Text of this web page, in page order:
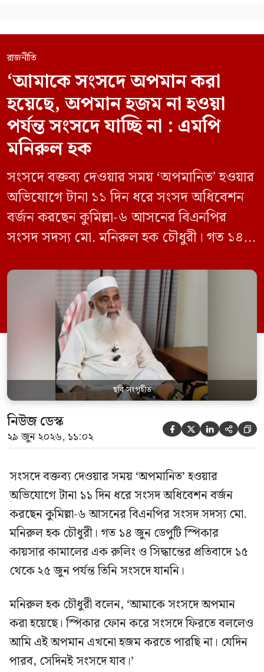
রাজনীতি
‘আমাকে সংসদে অপমান করা
হয়েছে, অপমান হজম না হওয়া
পর্যন্ত সংসদে যাচ্ছি না : এমপি
মনিরুল হক
সংসদে বক্তব্য দেওয়ার সময় ‘অপমানিত’ হওয়ার
অভিযোগে টানা ১১ দিন ধরে সংসদ অধিবেশন
বর্জন করছেন কুমিল্লা-৬ আসনের বিএনপির
সংসদ সদস্য মো. মনিরুল হক চৌধুরী। গত ১৪
রুলিং ও সিদ্ধান্তের প্রতিবাদে ১৫ থেকে ২৫ জুন
পর্যন্ত তিনি সংসদে যাননি। মনিরুল হক চৌধুরী
বলেন, ‘আমাকে সংসদে অপমান করা হয়েছে।
স্পিকার ফোন […]
ছবি সংগৃহীত
নিউজ ডেস্ক
২৯ জুন ২০২৬, ১১:০২     
সংসদে বক্তব্য দেওয়ার সময় ‘অপমানিত’ হওয়ার
অভিযোগে টানা ১১ দিন ধরে সংসদ অধিবেশন বর্জন
করছেন কুমিল্লা-৬ আসনের বিএনপির সংসদ সদস্য মো.
মনিরুল হক চৌধুরী। গত ১৪ জুন ডেপুটি স্পিকার
কায়সার কামালের এক রুলিং ও সিদ্ধান্তের প্রতিবাদে ১৫
থেকে ২৫ জুন পর্যন্ত তিনি সংসদে যাননি।
মনিরুল হক চৌধুরী বলেন, ‘আমাকে সংসদে অপমান
করা হয়েছে। স্পিকার ফোন করে সংসদে ফিরতে বললেও
আমি এই অপমান এখনো হজম করতে পারছি না। যেদিন
পারব, সেদিনই সংসদে যাব।’